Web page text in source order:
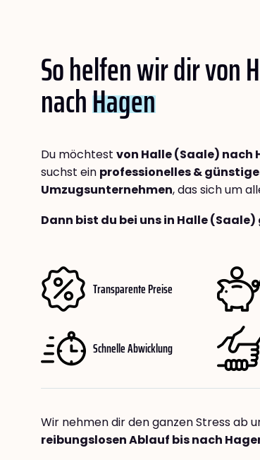
So helfen wir dir von
nachHagen
Du möchtest von Halle (Saale) nach
suchst ein professionelles &
Umzugsunternehmen, das sich um
Dann bist du bei uns in Halle
Transparente Preise
Schnelle Abwicklung
Wir nehmen dir den ganzen Stress ab
reibungslosen Ablauf bis nach